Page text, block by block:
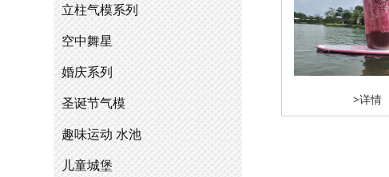
立柱气模系列
空中舞星
婚庆系列
圣诞节气模
趣味运动 水池
儿童城堡
>详情